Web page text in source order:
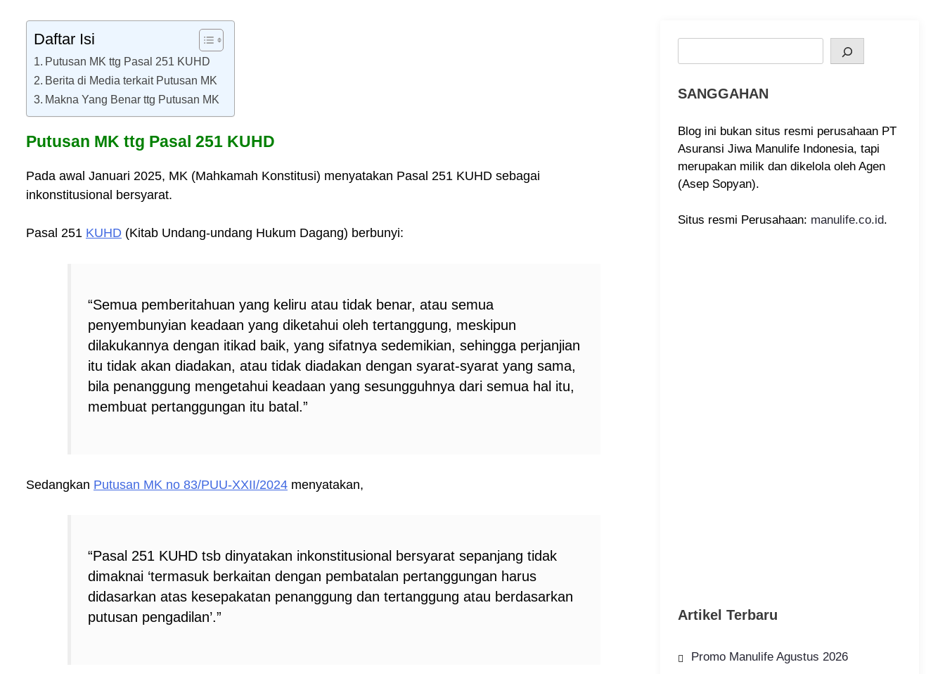
Daftar Isi
Putusan MK ttg Pasal 251 KUHD
Berita di Media terkait Putusan MK
Makna Yang Benar ttg Putusan MK
Putusan MK ttg Pasal 251 KUHD
Pada awal Januari 2025, MK (Mahkamah Konstitusi) menyatakan Pasal 251 KUHD sebagai
inkonstitusional bersyarat.
Pasal 251 KUHD (Kitab Undang-undang Hukum Dagang) berbunyi:
“Semua pemberitahuan yang keliru atau tidak benar, atau semua
penyembunyian keadaan yang diketahui oleh tertanggung, meskipun
dilakukannya dengan itikad baik, yang sifatnya sedemikian, sehingga perjanjian
itu tidak akan diadakan, atau tidak diadakan dengan syarat-syarat yang sama,
bila penanggung mengetahui keadaan yang sesungguhnya dari semua hal itu,
membuat pertanggungan itu batal.”
Sedangkan Putusan MK no 83/PUU-XXII/2024 menyatakan,
“Pasal 251 KUHD tsb dinyatakan inkonstitusional bersyarat sepanjang tidak
dimaknai ‘termasuk berkaitan dengan pembatalan pertanggungan harus
didasarkan atas kesepakatan penanggung dan tertanggung atau berdasarkan
putusan pengadilan’.”
SANGGAHAN
Blog ini bukan situs resmi perusahaan PT
Asuransi Jiwa Manulife Indonesia, tapi
merupakan milik dan dikelola oleh Agen
(Asep Sopyan).
Situs resmi Perusahaan: manulife.co.id.
Artikel Terbaru
Promo Manulife Agustus 2026